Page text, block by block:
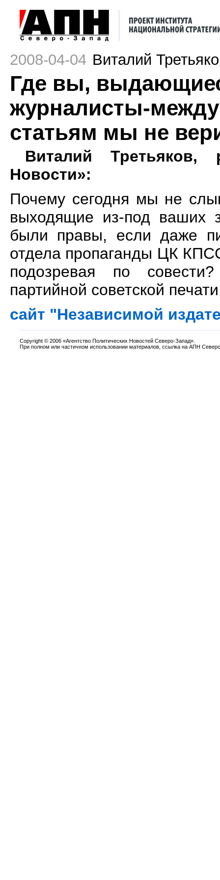
2008-04-04 Виталий
Где вы,
журналисты-
статьям мы не
Виталий Третьяков,
Новости»:
Почему сегодня мы не
выходящие из-под ваших
были правы, если даже
отдела пропаганды ЦК
подозревая по
партийной советской
сайт "Независимой
Copyright © 2006 «Агентство Политических Новостей Северо-Запад».
При полном или частичном использовании материалов, ссылка на АПН